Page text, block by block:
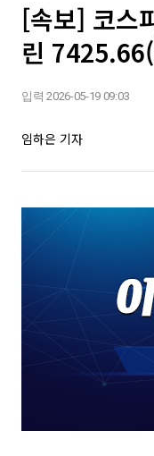
[속보] 코스
린
입력 2026-05-19 09:03
임하은 기자